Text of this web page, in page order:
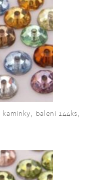
balení 144ks,